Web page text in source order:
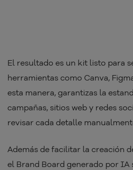
El resultado es un kit listo para
herramientas como Canva,
esta manera, garantizas la
campañas, sitios web y redes
revisar cada detalle
Además de facilitar la creación
el Brand Board generado por IA